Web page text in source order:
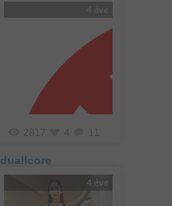
4 éve
2817
duallcore
4 éve